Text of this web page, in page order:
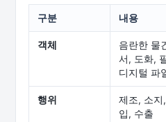
구분 내용
객체
음란한 물
서, 도화,
디지털 파
행위
제조, 소지
입, 수출